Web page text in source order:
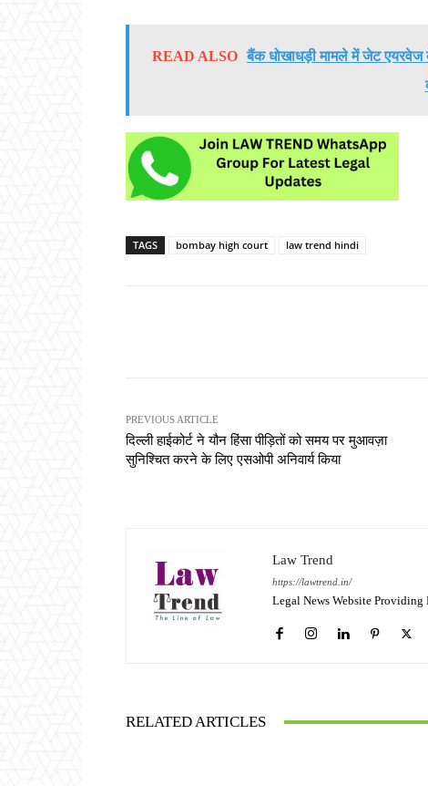
READ ALSO बैंक धोखाधड़ी मामले में जेट एयरवेज
TAGS bombay high court law trend hindi
PREVIOUS ARTICLE
दिल्ली हाईकोर्ट ने यौन हिंसा पीड़ितों को समय पर मुआवज़ा
सुनिश्चित करने के लिए एसओपी अनिवार्य किया
Law Trend
https://lawtrend.in/
Legal News Website Providing
RELATED ARTICLES